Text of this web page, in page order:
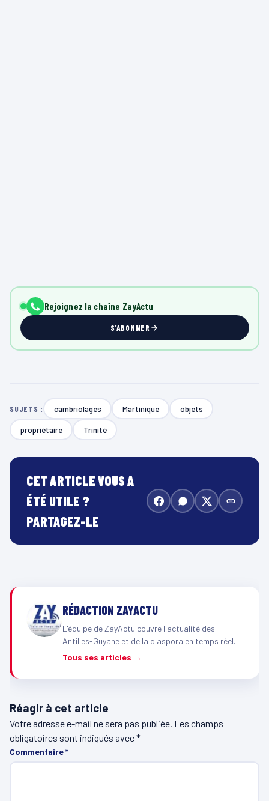
Rejoignez la chaîne ZayActu
S'ABONNER
SUJETS : cambriolages Martinique objets
propriétaire Trinité
CET ARTICLE VOUS A
ÉTÉ UTILE ?
PARTAGEZ-LE
RÉDACTION ZAYACTU
L'équipe de ZayActu couvre l'actualité des
Antilles-Guyane et de la diaspora en temps réel.
Tous ses articles →
Réagir à cet article
Votre adresse e-mail ne sera pas publiée. Les champs
obligatoires sont indiqués avec*
Commentaire*